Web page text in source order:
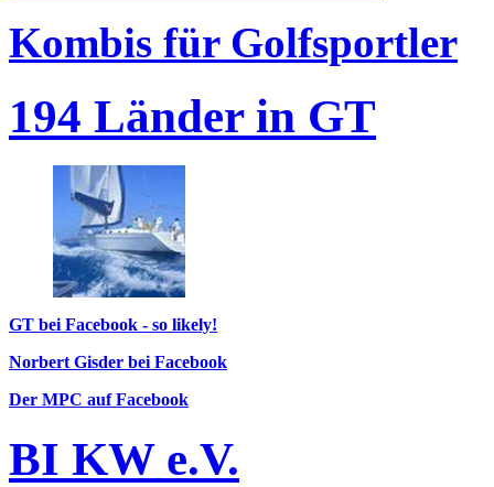
Kombis für Golfsportler
194 Länder in GT
GT bei Facebook - so likely!
Norbert Gisder bei Facebook
Der MPC auf Facebook
BI KW e.V.